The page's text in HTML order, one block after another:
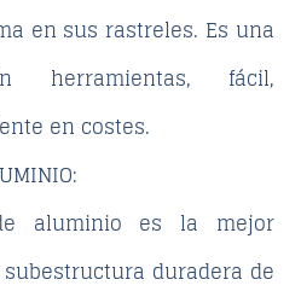
en sus rastreles. Es una
herramientas, fácil,
en costes.
aluminio es la mejor
duradera de